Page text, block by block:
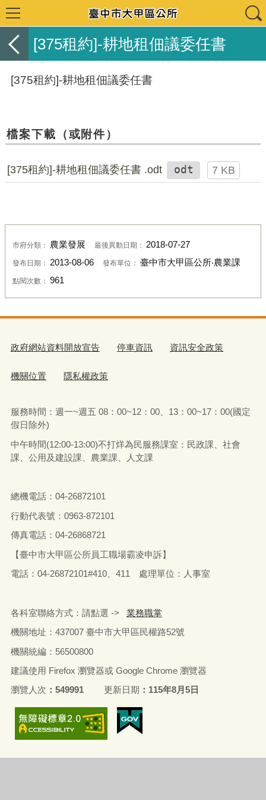
[375租約]-耕地租佃議委任書
[375租約]-耕地租佃議委任書
檔案下載（或附件）
[375租約]-耕地租佃議委任書 .odt odt 7 KB
市府分類： 農業發展 最後異動日期： 2018-07-27
發布日期： 2013-08-06 發布單位： 臺中市大甲區公所‧農業課
點閱次數： 961
政府網站資料開放宣告 停車資訊 資訊安全政策
機關位置 隱私權政策
服務時間：週一~週五 08：00~12：00、13：00~17：00(國定
假日除外)
中午時間(12:00-13:00)不打烊為民服務課室：民政課、社會
課、公用及建設課、農業課、人文課
總機電話：04-26872101
行動代表號：0963-872101
傳真電話：04-26868721
【臺中市大甲區公所員工職場霸凌申訴】
電話：04-26872101#410、411 處理單位：人事室
各科室聯絡方式：請點選 ->
業務職掌
機關地址：437007 臺中市大甲區民權路52號
機關統編：56500800
建議使用 Firefox 瀏覽器或 Google Chrome 瀏覽器
瀏覽人次
549991 更新日期 115年8月5日